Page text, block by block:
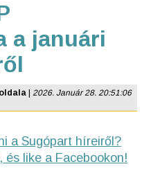
a januári
2026. Január 28. 20:51:06
a Sugópart híreiről?
és like a Facebookon!